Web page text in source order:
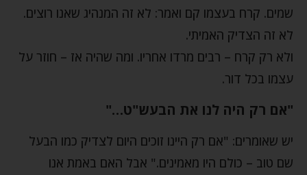
שמים. קרח בעצמו קם ואמר: לא זה המנהיג שאנו רוצים.
לא זה הצדיק האמיתי.
ולא רק קרח – רבים מרדו אחריו. ומה שהיה אז – חוזר על
עצמו בכל דור.
"אם רק היה לנו את הבעש"ט…"
יש שאומרים: "אם רק היינו זוכים היום לצדיק כמו הבעל
שם טוב – כולם היו מאמינים." אבל האם באמת אנו